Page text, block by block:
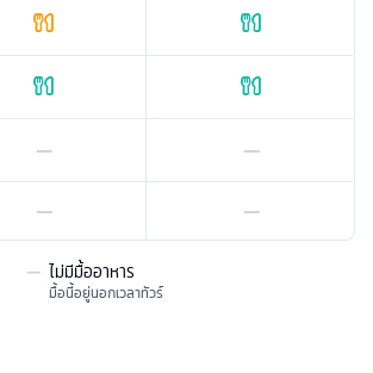
—
—
— —
— ไม่มีมื้ออาหาร
มื้อนี้อยู่นอกเวลาทัวร์